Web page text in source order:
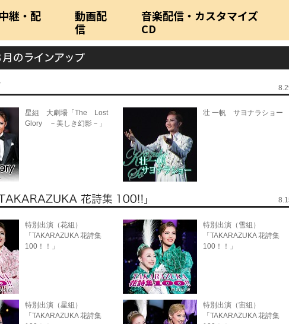
継・配
動画配
信
音楽配信・カスタマイズ
CD
星組 大劇場「The Lost
Glory －美しき幻影－」
壮 一帆 サヨナラショー
特別出演（花組）
「TAKARAZUKA 花詩集
100！！」
特別出演（雪組）
「TAKARAZUKA 花詩集
100！！」
特別出演（星組）
「TAKARAZUKA 花詩集
特別出演（宙組）
「TAKARAZUKA 花詩集